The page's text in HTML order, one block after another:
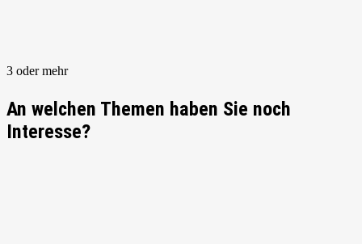
3 oder mehr
An welchen Themen haben Sie noch
Interesse?